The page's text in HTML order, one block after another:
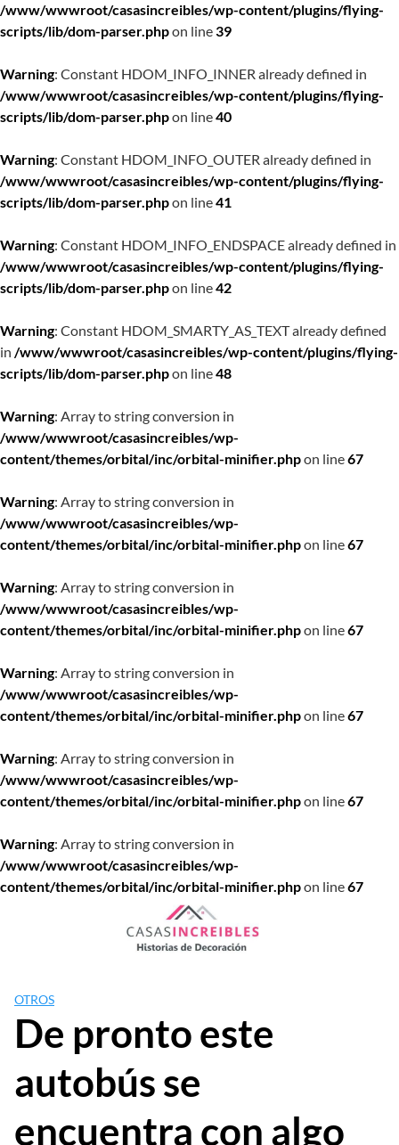
/www/wwwroot/casasincreibles/wp-content/plugins/flying-
scripts/lib/dom-parser.phpon line39
Warning: Constant HDOM_INFO_INNER already defined in
/www/wwwroot/casasincreibles/wp-content/plugins/flying-
scripts/lib/dom-parser.phpon line40
Warning: Constant HDOM_INFO_OUTER already defined in
/www/wwwroot/casasincreibles/wp-content/plugins/flying-
scripts/lib/dom-parser.phpon line41
Warning: Constant HDOM_INFO_ENDSPACE already defined in
/www/wwwroot/casasincreibles/wp-content/plugins/flying-
scripts/lib/dom-parser.phpon line42
Warning: Constant HDOM_SMARTY_AS_TEXT already defined
in /www/wwwroot/casasincreibles/wp-content/plugins/flying-
scripts/lib/dom-parser.phpon line48
Warning: Array to string conversion in
/www/wwwroot/casasincreibles/wp-
content/themes/orbital/inc/orbital-minifier.phpon line67
Warning: Array to string conversion in
/www/wwwroot/casasincreibles/wp-
content/themes/orbital/inc/orbital-minifier.phpon line67
Warning: Array to string conversion in
/www/wwwroot/casasincreibles/wp-
content/themes/orbital/inc/orbital-minifier.phpon line67
Warning: Array to string conversion in
/www/wwwroot/casasincreibles/wp-
content/themes/orbital/inc/orbital-minifier.phpon line67
Warning: Array to string conversion in
/www/wwwroot/casasincreibles/wp-
content/themes/orbital/inc/orbital-minifier.phpon line67
Warning: Array to string conversion in
/www/wwwroot/casasincreibles/wp-
content/themes/orbital/inc/orbital-minifier.phpon line67
OTROS
De pronto este
autobús se
encuentra con algo